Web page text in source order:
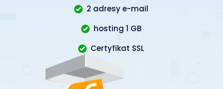
2 adresy e-mail
hosting 1 GB
Certyfikat SSL